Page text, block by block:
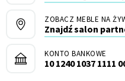
ZOBACZ MEBLE NA
Znajdź salon
KONTO BANKOWE
10 1240 1037 1111